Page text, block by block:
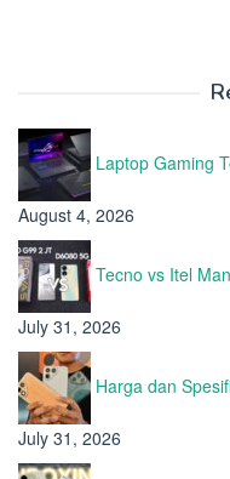
Laptop Gaming
August 4, 2026
Tecno vs Itel
July 31, 2026
Harga dan
July 31, 2026